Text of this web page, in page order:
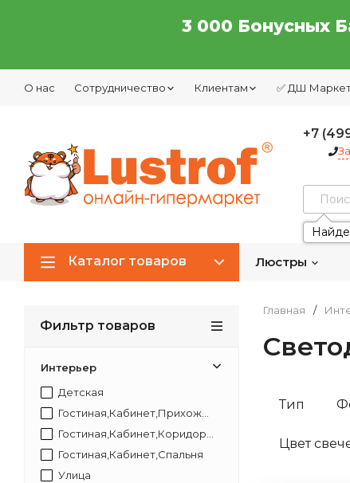
3 000 Бонусных
О нас Сотрудничество Клиентам ✅ ДШ
+7
Каталог товаров Люстры
Фильтр товаров
Интерьер
Детская
Гостиная,Кабинет,Прихожая,Спальня
Гостиная,Кабинет,Коридор,Прихожая,Спальня
Гостиная,Кабинет,Спальня
Улица
Главная /
Тип
Цвет